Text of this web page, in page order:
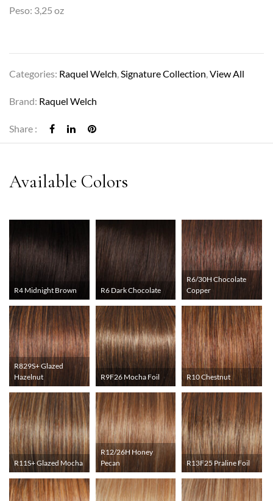
Peso: 3,25 oz
Categories: Raquel Welch Signature Collection View All
Brand: Raquel Welch
Share :
R4 Midnight Brown R6 Dark Chocolate
R6/30H Chocolate
Copper
R829S+ Glazed
Hazelnut
R9F26 Mocha Foil R10 Chestnut
R11S+ Glazed Mocha
R12/26H Honey
Pecan
R13F25 Praline Foil